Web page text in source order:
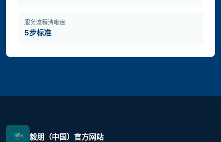
服务流程清晰度
5步标准
毅朋（中国）官方网站